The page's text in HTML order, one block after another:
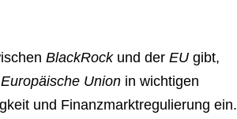
BlackRockund der EUgibt,
Europäische Unionin wichtigen
und Finanzmarktregulierung ein.